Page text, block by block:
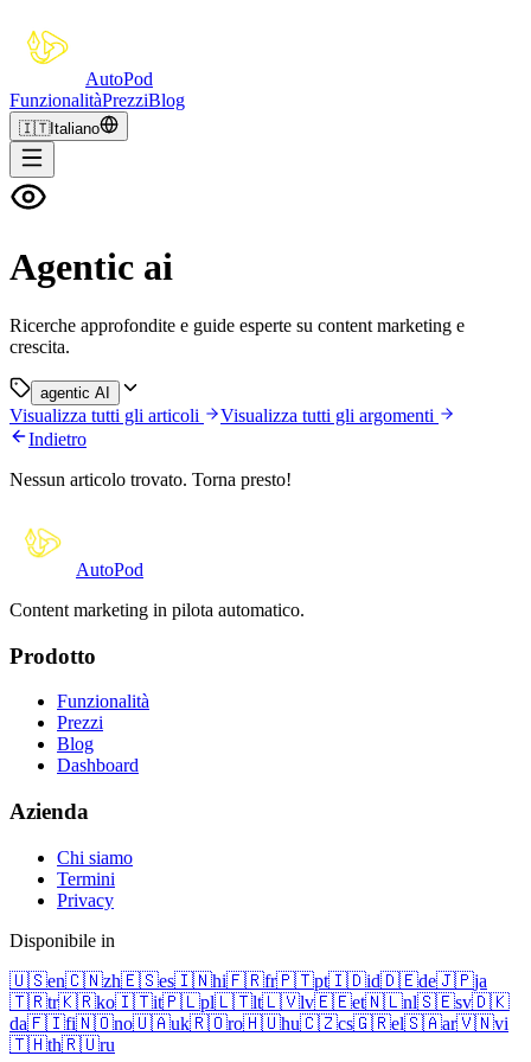
AutoPod
FunzionalitàPrezziBlog
🇮🇹Italiano
Agentic ai
Ricerche approfondite e guide esperte su content marketing e
crescita.
agentic AI
Visualizza tutti gli articoli
Visualizza tutti gli argomenti
Indietro
Nessun articolo trovato. Torna presto!
AutoPod
Content marketing in pilota automatico.
Prodotto
Funzionalità
Prezzi
Blog
Dashboard
Azienda
Chi siamo
Termini
Privacy
Disponibile in
🇺🇸en🇨🇳zh🇪🇸es🇮🇳hi🇫🇷fr🇵🇹pt🇮🇩id🇩🇪de🇯🇵ja
🇹🇷tr🇰🇷ko🇮🇹it🇵🇱pl🇱🇹lt🇱🇻lv🇪🇪et🇳🇱nl🇸🇪sv🇩🇰
da🇫🇮fi🇳🇴no🇺🇦uk🇷🇴ro🇭🇺hu🇨🇿cs🇬🇷el🇸🇦ar🇻🇳vi
🇹🇭th🇷🇺ru